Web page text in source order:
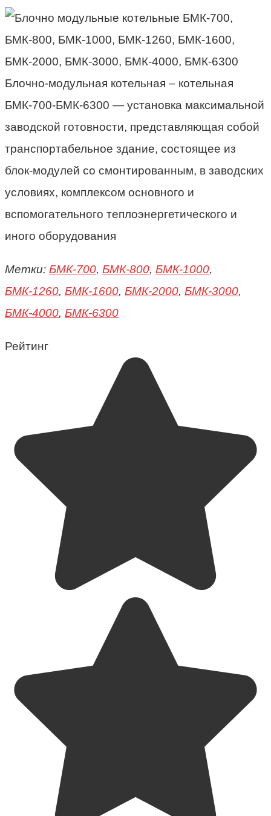
Блочно-модульная котельная – котельная
БМК-700-БМК-6300 — установка максимальной
заводской готовности, представляющая собой
транспортабельное здание, состоящее из
блок-модулей со смонтированным, в заводских
условиях, комплексом основного и
вспомогательного теплоэнергетического и
иного оборудования
Метки: БМК-700, БМК-800, БМК-1000,
БМК-1260, БМК-1600, БМК-2000, БМК-3000,
БМК-4000, БМК-6300
Рейтинг